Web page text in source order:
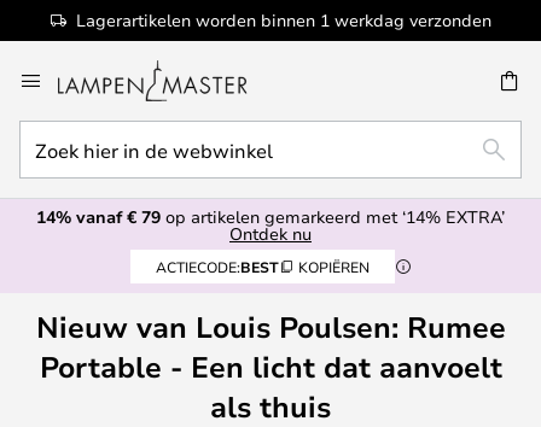
Lagerartikelen worden binnen 1 werkdag verzonden
naar
de
inhoud
hier
in
de14% vanaf € 79 op artikelen gemarkeerd met ‘14% EXTRA’
Ontdek nu
ACTIECODE:BEST KOPIËREN
Nieuw van Louis Poulsen: Rumee
Portable - Een licht dat aanvoelt
als thuis